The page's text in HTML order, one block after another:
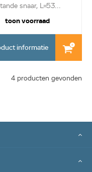
snaar, L=53...
toon voorraad
informatie
4 producten gevonden